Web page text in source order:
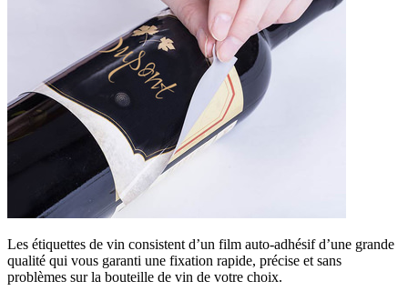
Les étiquettes de vin consistent d’un film auto-adhésif d’une grande
qualité qui vous garanti une fixation rapide, précise et sans
problèmes sur la bouteille de vin de votre choix.